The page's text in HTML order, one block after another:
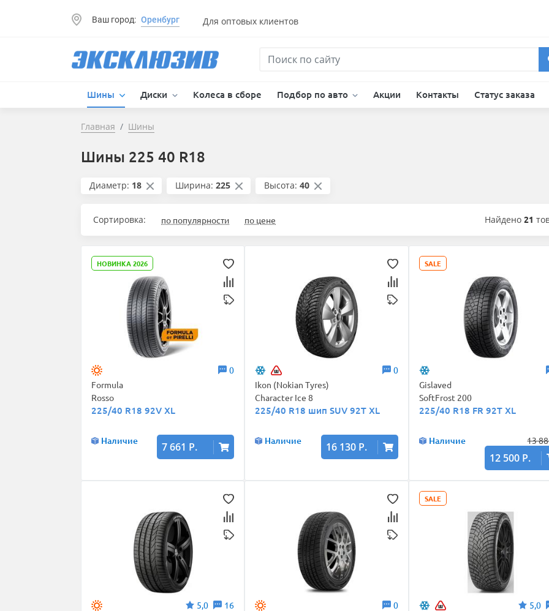
Ваш город: Оренбург Для оптовых клиентов
Шины Диски Колеса в сборе Подбор по авто Акции Контакты Статус заказа
Главная Шины
Шины 225 40 R18
Диаметр: 18 Ширина: 225 Высота: 40
Сортировка: по популярности по цене Найдено 21
НОВИНКА 2026
0
Formula
Rosso
225/40 R18 92V XL
Наличие 7 661 Р.
0
Ikon (Nokian Tyres)
Character Ice 8
225/40 R18 шип SUV 92T XL
Наличие 16 130 Р.
SALE
Gislaved
SoftFrost 200
225/40 R18 FR 92T XL
Наличие 13
12 500 Р.
5,0
16
0
SALE
5,0